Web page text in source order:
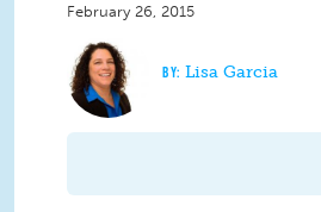
February 26, 2015
Lisa Garcia